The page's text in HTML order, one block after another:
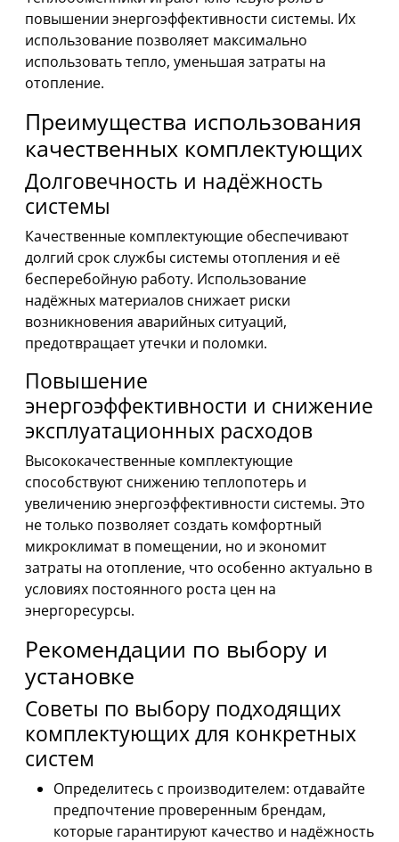
повышении энергоэффективности системы. Их
использование позволяет максимально
использовать тепло, уменьшая затраты на
отопление.
Преимущества использования
качественных комплектующих
Долговечность и надёжность
системы
Качественные комплектующие обеспечивают
долгий срок службы системы отопления и её
бесперебойную работу. Использование
надёжных материалов снижает риски
возникновения аварийных ситуаций,
предотвращает утечки и поломки.
Повышение
энергоэффективности и снижение
эксплуатационных расходов
Высококачественные комплектующие
способствуют снижению теплопотерь и
увеличению энергоэффективности системы. Это
не только позволяет создать комфортный
микроклимат в помещении, но и экономит
затраты на отопление, что особенно актуально в
условиях постоянного роста цен на
энергоресурсы.
Рекомендации по выбору и
установке
Советы по выбору подходящих
комплектующих для конкретных
систем
Определитесь с производителем: отдавайте
предпочтение проверенным брендам,
которые гарантируют качество и надёжность